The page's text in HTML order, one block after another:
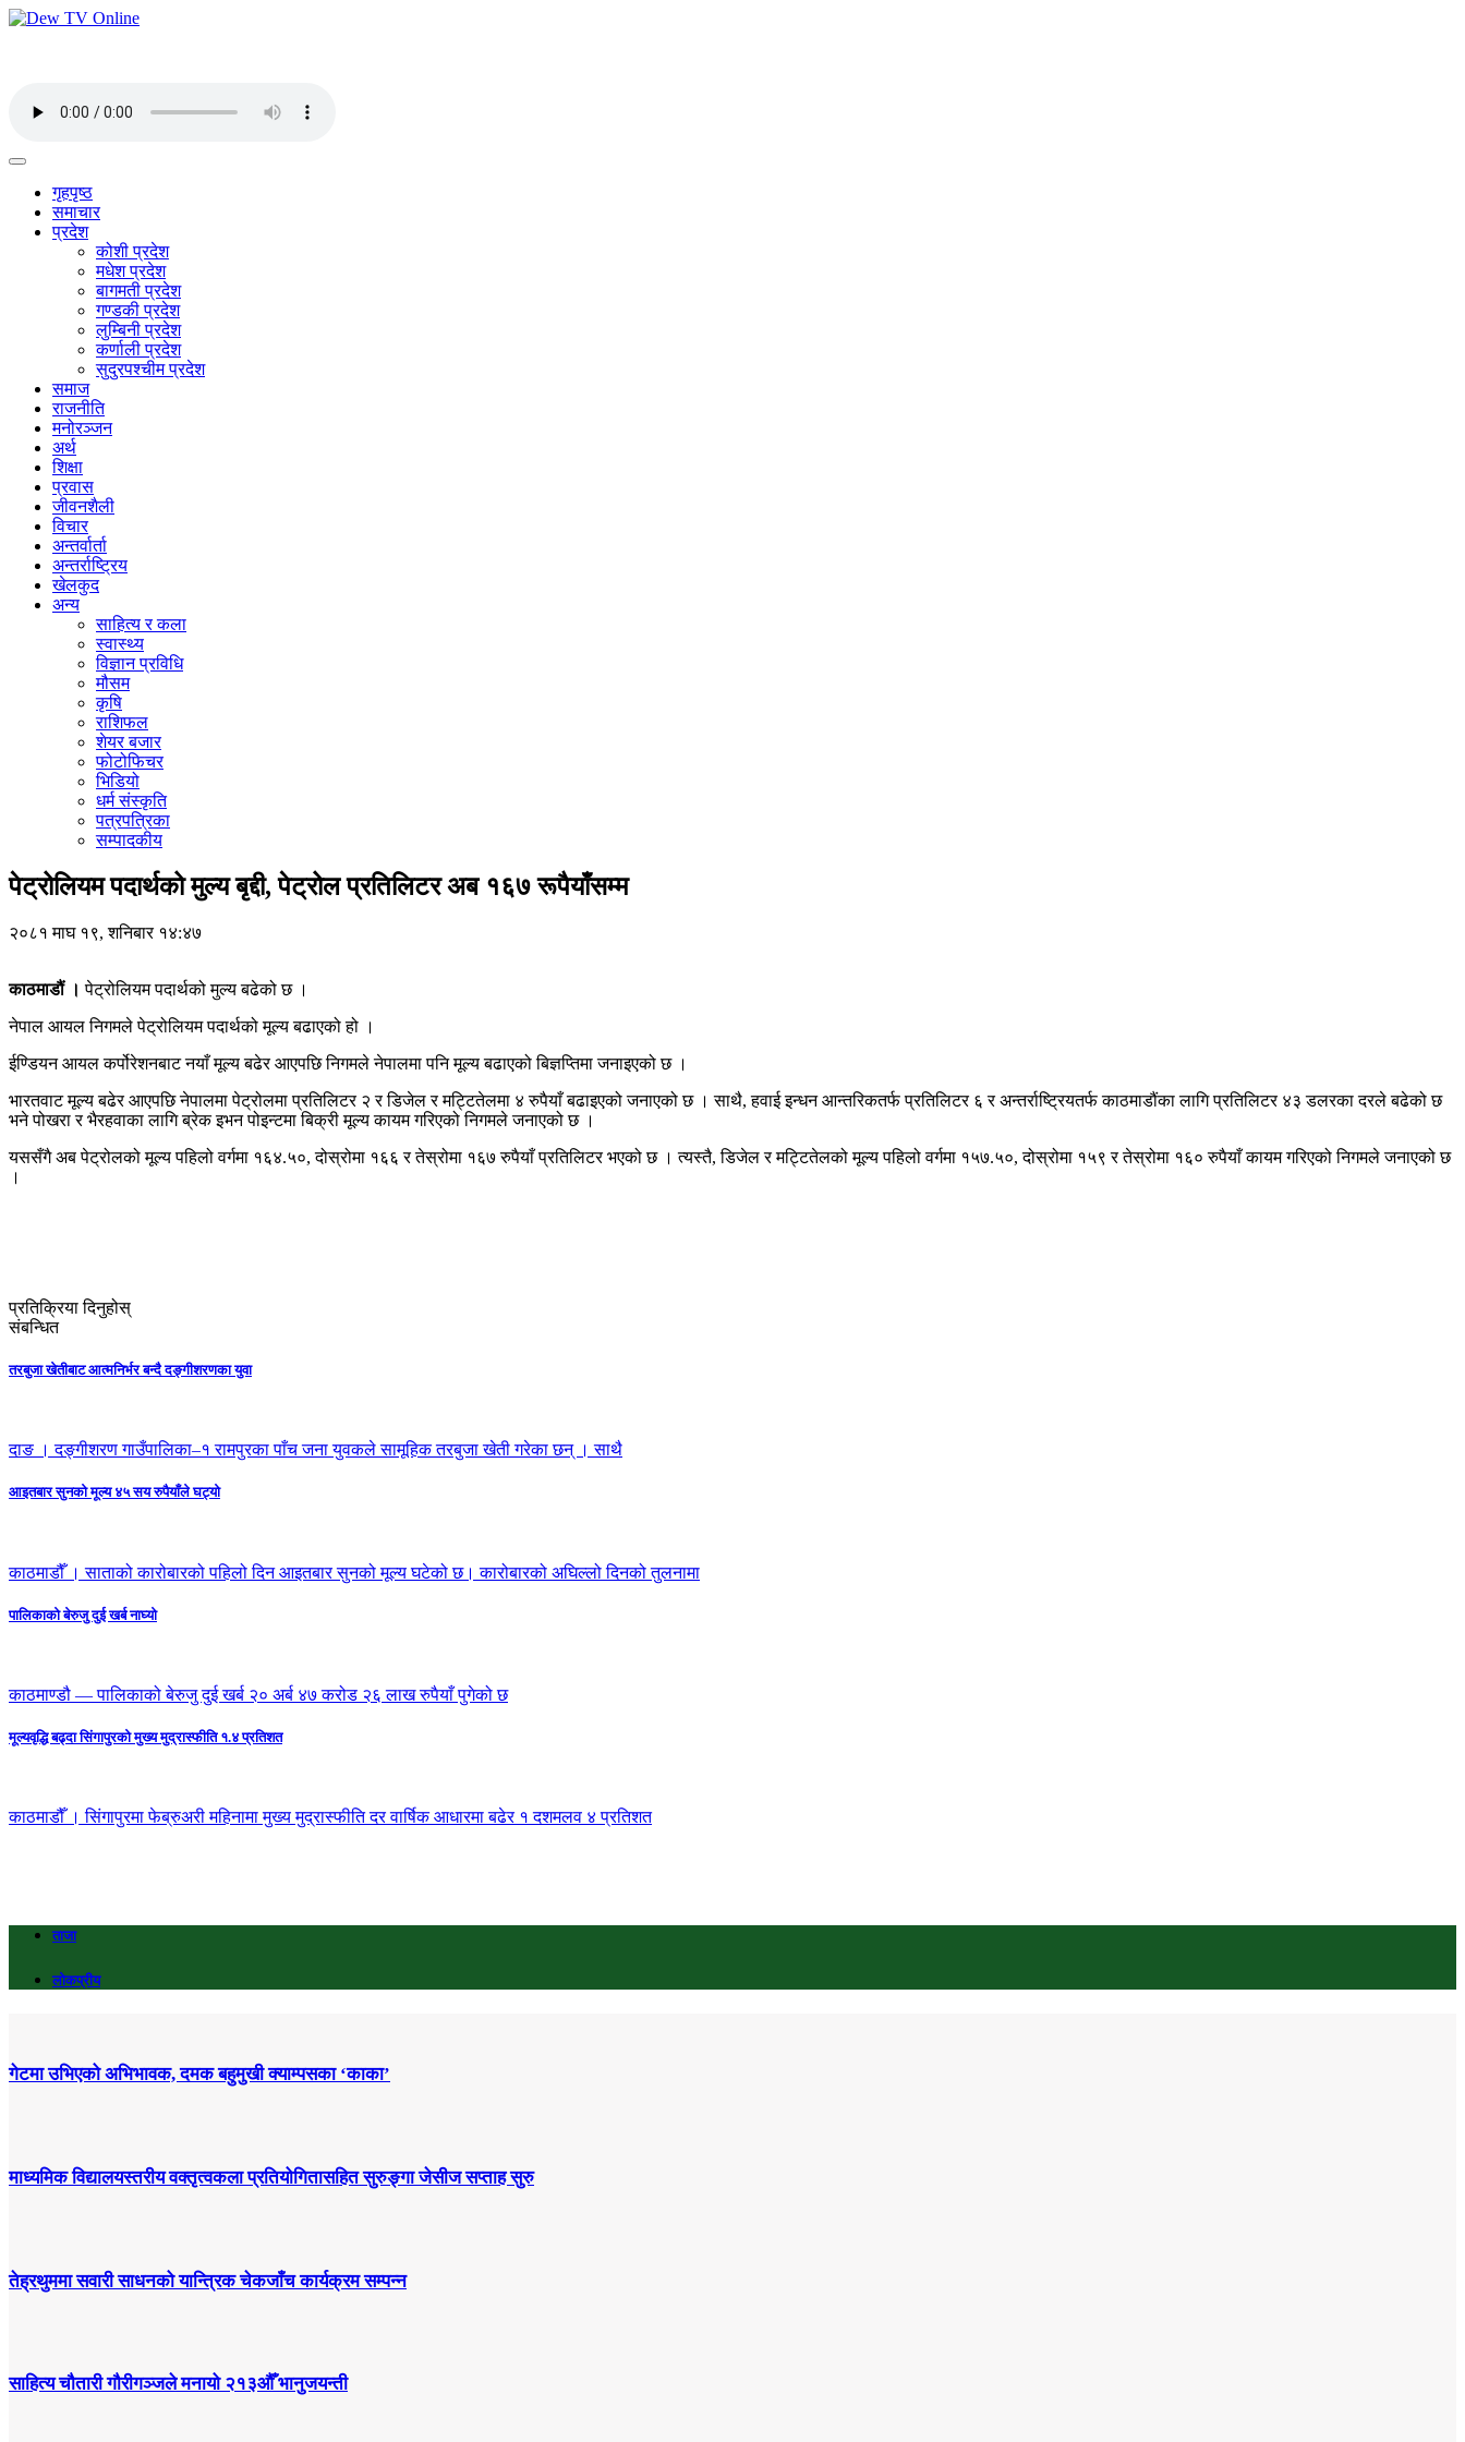
गृहपृष्ठ
समाचार
प्रदेश
कोशी प्रदेश
मधेश प्रदेश
बागमती प्रदेश
गण्डकी प्रदेश
लुम्बिनी प्रदेश
कर्णाली प्रदेश
सुदुरपश्चीम प्रदेश
समाज
राजनीति
मनोरञ्जन
अर्थ
शिक्षा
प्रवास
जीवनशैली
विचार
अन्तर्वार्ता
अन्तर्राष्ट्रिय
खेलकुद
अन्य
साहित्य र कला
स्वास्थ्य
विज्ञान प्रविधि
मौसम
कृषि
राशिफल
शेयर बजार
फोटोफिचर
भिडियो
धर्म संस्कृति
पत्रपत्रिका
सम्पादकीय
पेट्रोलियम पदार्थको मुल्य बृद्दी, पेट्रोल प्रतिलिटर अब १६७ रूपैयाँसम्म
२०८१ माघ १९, शनिबार १४:४७
काठमाडौं । पेट्रोलियम पदार्थको मुल्य बढेको छ ।
नेपाल आयल निगमले पेट्रोलियम पदार्थको मूल्य बढाएको हो ।
ईण्डियन आयल कर्पोरेशनबाट नयाँ मूल्य बढेर आएपछि निगमले नेपालमा पनि मूल्य बढाएको बिज्ञप्तिमा जनाइएको छ ।
भारतवाट मूल्य बढेर आएपछि नेपालमा पेट्रोलमा प्रतिलिटर २ र डिजेल र मट्टितेलमा ४ रुपैयाँ बढाइएको जनाएको छ । साथै, हवाई इन्धन आन्तरिकतर्फ प्रतिलिटर ६ र अन्तर्राष्ट्रियतर्फ काठमाडौंका लागि प्रतिलिटर ४३ डलरका दरले बढेको छ
भने पोखरा र भैरहवाका लागि ब्रेक इभन पोइन्टमा बिक्री मूल्य कायम गरिएको निगमले जनाएको छ ।
यससँगै अब पेट्रोलको मूल्य पहिलो वर्गमा १६४.५०, दोस्रोमा १६६ र तेस्रोमा १६७ रुपैयाँ प्रतिलिटर भएको छ । त्यस्तै, डिजेल र मट्टितेलको मूल्य पहिलो वर्गमा १५७.५०, दोस्रोमा १५९ र तेस्रोमा १६० रुपैयाँ कायम गरिएको निगमले जनाएको छ
।
प्रतिक्रिया दिनुहोस्
संबन्धित
तरबुजा खेतीबाट आत्मनिर्भर बन्दै दङ्गीशरणका युवा
दाङ । दङ्गीशरण गाउँपालिका–१ रामपुरका पाँच जना युवकले सामूहिक तरबुजा खेती गरेका छन् । साथै
आइतबार सुनको मूल्य ४५ सय रुपैयाँले घट्यो
काठमाडौँ । साताको कारोबारको पहिलो दिन आइतबार सुनको मूल्य घटेको छ। कारोबारको अघिल्लो दिनको तुलनामा
पालिकाको बेरुजु दुई खर्ब नाघ्यो
काठमाण्डौ — पालिकाको बेरुजु दुई खर्ब २० अर्ब ४७ करोड २६ लाख रुपैयाँ पुगेको छ
मूल्यवृद्धि बढ्दा सिंगापुरको मुख्य मुद्रास्फीति १.४ प्रतिशत
काठमाडौँ । सिंगापुरमा फेब्रुअरी महिनामा मुख्य मुद्रास्फीति दर वार्षिक आधारमा बढेर १ दशमलव ४ प्रतिशत
ताजा
लोकप्रीय
गेटमा उभिएको अभिभावक, दमक बहुमुखी क्याम्पसका ‘काका’
माध्यमिक विद्यालयस्तरीय वक्तृत्वकला प्रतियोगितासहित सुरुङ्गा जेसीज सप्ताह सुरु
तेह्रथुममा सवारी साधनको यान्त्रिक चेकजाँच कार्यक्रम सम्पन्न
साहित्य चौतारी गौरीगञ्जले मनायो २१३औँ भानुजयन्ती